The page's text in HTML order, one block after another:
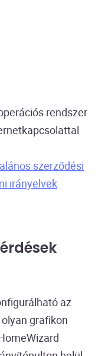
rendszer
szerződési
irányelvek
az
grafikon